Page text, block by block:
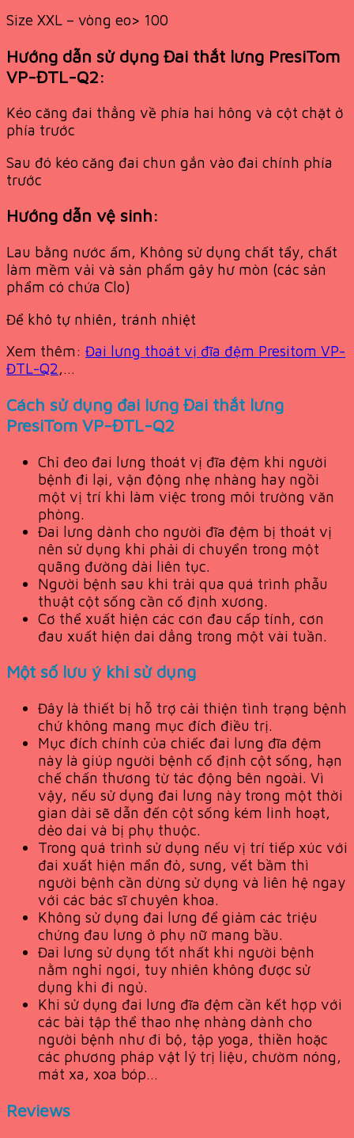
Size XXL – vòng eo> 100
Hướng dẫn sử dụng Đai thắt lưng PresiTom
VP-ĐTL-Q2:
Kéo căng đai thẳng về phía hai hông và cột chặt ở
phía trước
Sau đó kéo căng đai chun gắn vào đai chính phía
trước
Hướng dẫn vệ sinh:
Lau bằng nước ấm, Không sử dụng chất tẩy, chất
làm mềm vải và sản phẩm gây hư mòn (các sản
phẩm có chứa Clo)
Để khô tự nhiên, tránh nhiệt
Xem thêm: Đai lưng thoát vị đĩa đệm Presitom VP-
ĐTL-Q2,…
Cách sử dụng đai lưng Đai thắt lưng
PresiTom VP-ĐTL-Q2
Chỉ đeo đai lưng thoát vị đĩa đệm khi người
bệnh đi lại, vận động nhẹ nhàng hay ngồi
một vị trí khi làm việc trong môi trường văn
phòng.
Đai lưng dành cho người đĩa đệm bị thoát vị
nên sử dụng khi phải di chuyển trong một
quãng đường dài liên tục.
Người bệnh sau khi trải qua quá trình phẫu
thuật cột sống cần cố định xương.
Cơ thể xuất hiện các cơn đau cấp tính, cơn
đau xuất hiện dai dẳng trong một vài tuần.
Một số lưu ý khi sử dụng
Đây là thiết bị hỗ trợ cải thiện tình trạng bệnh
chứ không mang mục đích điều trị.
Mục đích chính của chiếc đai lưng đĩa đệm
này là giúp người bệnh cố định cột sống, hạn
chế chấn thương từ tác động bên ngoài. Vì
vậy, nếu sử dụng đai lưng này trong một thời
gian dài sẽ dẫn đến cột sống kém linh hoạt,
dẻo dai và bị phụ thuộc.
Trong quá trình sử dụng nếu vị trí tiếp xúc với
đai xuất hiện mẩn đỏ, sưng, vết bầm thì
người bệnh cần dừng sử dụng và liên hệ ngay
với các bác sĩ chuyên khoa.
Không sử dụng đai lưng để giảm các triệu
chứng đau lưng ở phụ nữ mang bầu.
Đai lưng sử dụng tốt nhất khi người bệnh
nằm nghỉ ngơi, tuy nhiên không được sử
dụng khi đi ngủ.
Khi sử dụng đai lưng đĩa đệm cần kết hợp với
các bài tập thể thao nhẹ nhàng dành cho
người bệnh như đi bộ, tập yoga, thiền hoặc
các phương pháp vật lý trị liệu, chườm nóng,
mát xa, xoa bóp…
Reviews